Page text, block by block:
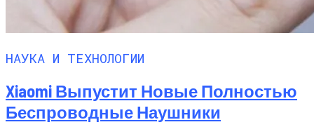
НАУКА И ТЕХНОЛОГИИ
Xiaomi Выпустит Новые Полностью
Беспроводные Наушники